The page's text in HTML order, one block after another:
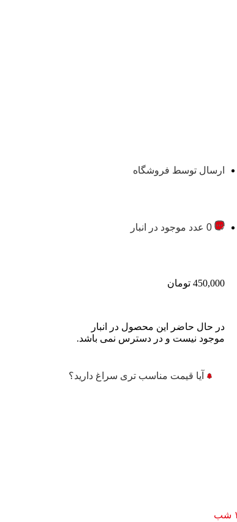
ارسال توسط فروشگاه
0 عدد موجود در انبار
450,000 تومان
در حال حاضر این محصول در انبار
موجود نیست و در دسترس نمی باشد.
آیا قیمت مناسب تری سراغ دارید؟